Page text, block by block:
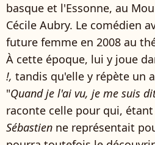
basque et l'Essonne, au
Cécile Aubry. Le comédien
future femme en 2008 au
À cette époque, lui y joue
!, tandis qu'elle y répète un
"Quand je l'ai vu, je me suis
raconte celle pour qui, étant
Sébastien ne représentait